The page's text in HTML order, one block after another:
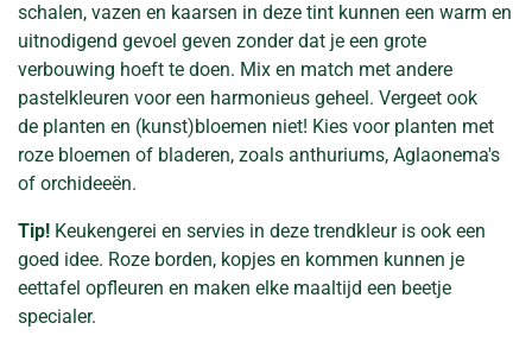
schalen, vazen en kaarsen in deze tint kunnen een warm en
uitnodigend gevoel geven zonder dat je een grote
verbouwing hoeft te doen. Mix en match met andere
pastelkleuren voor een harmonieus geheel. Vergeet ook
de planten en (kunst)bloemen niet! Kies voor planten met
roze bloemen of bladeren, zoals anthuriums, Aglaonema's
of orchideeën.
Tip! Keukengerei en servies in deze trendkleur is ook een
goed idee. Roze borden, kopjes en kommen kunnen je
eettafel opfleuren en maken elke maaltijd een beetje
specialer.